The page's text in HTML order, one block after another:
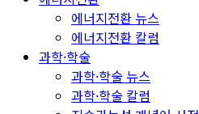
에너지전환 뉴스
에너지전환 칼럼
과학·학술
과학·학술 뉴스
과학·학술 칼럼